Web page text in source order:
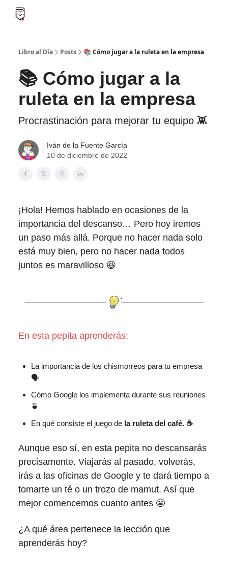
Libro al Día Posts 📚 Cómo jugar a la ruleta en la empresa
📚 Cómo jugar a la
ruleta en la empresa
Procrastinación para mejorar tu equipo 👾
Iván de la Fuente García
10 de diciembre de 2022
¡Hola! Hemos hablado en ocasiones de la
importancia del descanso… Pero hoy iremos
un paso más allá. Porque no hacer nada solo
está muy bien, pero no hacer nada todos
juntos es maravilloso 😆
En esta pepita aprenderás:
La importancia de los chismorreos para tu empresa
🗣
Cómo Google los implementa durante sus reuniones
🍵
En qué consiste el juego de la ruleta del café. ☕
Aunque eso sí, en esta pepita no descansarás
precisamente. Viajarás al pasado, volverás,
irás a las oficinas de Google y te dará tiempo a
tomarte un té o un trozo de mamut. Así que
mejor comencemos cuanto antes 😬
¿A qué área pertenece la lección que
aprenderás hoy?